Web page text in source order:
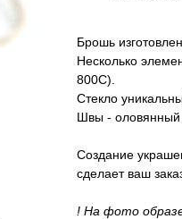
Брошь
Несколько
800С).
Стекло
Швы - оловянный
Создание
сделает ваш
! На фото